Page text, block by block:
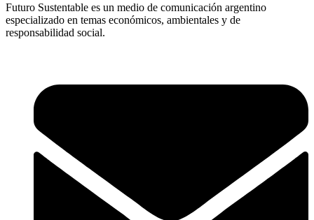
Futuro Sustentable es un medio de comunicación argentino
especializado en temas económicos, ambientales y de
responsabilidad social.